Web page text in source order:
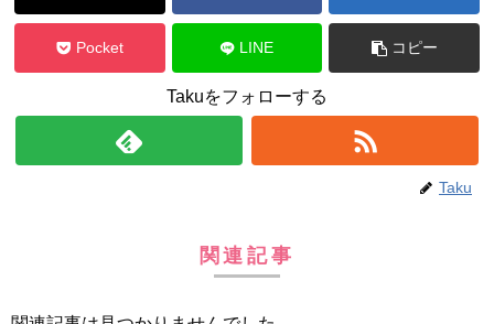
Pocket LINE コピー
Takuをフォローする
Taku
関連記事